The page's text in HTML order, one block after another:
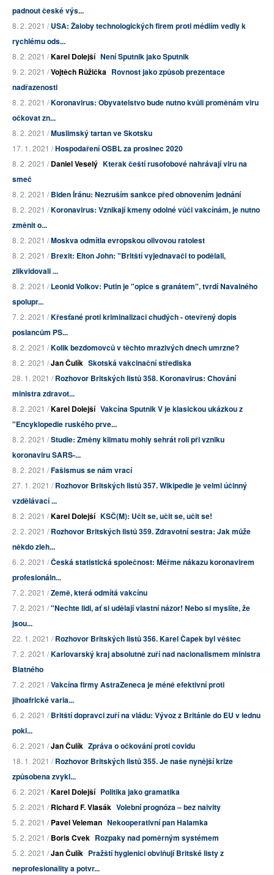
padnout české výs...
8. 2. 2021 /USA: Žaloby technologických firem proti médiím vedly k
rychlému ods...
8. 2. 2021 /Karel Dolejší Není Sputnik jako Sputnik
9. 2. 2021 /Vojtěch Růžička Rovnost jako způsob prezentace
nadřazenosti
8. 2. 2021 /Koronavirus: Obyvatelstvo bude nutno kvůli proměnám viru
očkovat zn...
8. 2. 2021 /Muslimský tartan ve Skotsku
17. 1. 2021 /Hospodaření OSBL za prosinec 2020
8. 2. 2021 /Daniel Veselý Kterak čeští rusofobové nahrávají viru na
smeč
8. 2. 2021 /Biden Íránu: Nezruším sankce před obnovením jednání
8. 2. 2021 /Koronavirus: Vznikají kmeny odolné vůči vakcínám, je nutno
změnit o...
8. 2. 2021 /Moskva odmítla evropskou olivovou ratolest
8. 2. 2021 /Brexit: Elton John: "Britští vyjednavači to podělali,
zlikvidovali ...
8. 2. 2021 /Leonid Volkov: Putin je "opice s granátem", tvrdí Navalného
spolupr...
7. 2. 2021 /Křesťané proti kriminalizaci chudých - otevřený dopis
poslancům PS...
8. 2. 2021 /Kolik bezdomovců v těchto mrazivých dnech umrzne?
8. 2. 2021 /Jan Čulík Skotská vakcinační střediska
28. 1. 2021 /Rozhovor Britských listů 358. Koronavirus: Chování
ministra zdravot...
8. 2. 2021 /Karel Dolejší Vakcína Sputnik V je klasickou ukázkou z
"Encyklopedie ruského prve...
8. 2. 2021 /Studie: Změny klimatu mohly sehrát roli při vzniku
koronaviru SARS-...
8. 2. 2021 /Fašismus se nám vrací
27. 1. 2021 /Rozhovor Britských listů 357. Wikipedie je velmi účinný
vzdělávací ...
8. 2. 2021 /Karel Dolejší KSČ(M): Učit se, učit se, učit se!
2. 2. 2021 /Rozhovor Britských listů 359. Zdravotní sestra: Jak může
někdo zleh...
6. 2. 2021 /Česká statistická společnost: Měřme nákazu koronavirem
profesionáln...
7. 2. 2021 /Země, která odmítá vakcínu
7. 2. 2021 /"Nechte lidi, ať si udělají vlastní názor! Nebo si myslíte, že
jsou...
22. 1. 2021 /Rozhovor Britských listů 356. Karel Čapek byl věštec
7. 2. 2021 /Karlovarský kraj absolutně zuří nad nacionalismem ministra
Blatného
7. 2. 2021 /Vakcína firmy AstraZeneca je méně efektivní proti
jihoafrické varia...
6. 2. 2021 /Britští dopravci zuří na vládu: Vývoz z Británie do EU v lednu
pokl...
6. 2. 2021 /Jan Čulík Zpráva o očkování proti covidu
18. 1. 2021 /Rozhovor Britských listů 355. Je naše nynější krize
způsobena zvykl...
6. 2. 2021 /Karel Dolejší Politika jako gramatika
5. 2. 2021 /Richard F. Vlasák Volební prognóza – bez naivity
5. 2. 2021 /Pavel Veleman Nekooperativní pan Halamka
5. 2. 2021 /Boris Cvek Rozpaky nad poměrným systémem
5. 2. 2021 /Jan Čulík Pražští hygienici obviňují Britské listy z
neprofesionality a potvr...